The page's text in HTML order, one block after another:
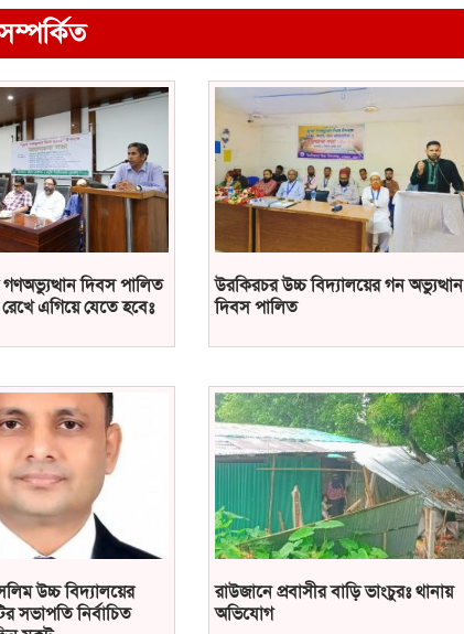
দিবস পালিত
এগিয়ে যেতে হবেঃ
উরকিরচর উচ্চ বিদ্যালয়ের গন অভ্যুত্থান
দিবস পালিত
উচ্চ বিদ্যালয়ের
সভাপতি নির্বাচিত
রাউজানে প্রবাসীর বাড়ি ভাংচুরঃ থানায়
অভিযোগ